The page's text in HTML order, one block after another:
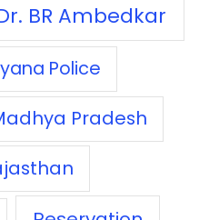
BR Ambedkar
Police
Pradesh